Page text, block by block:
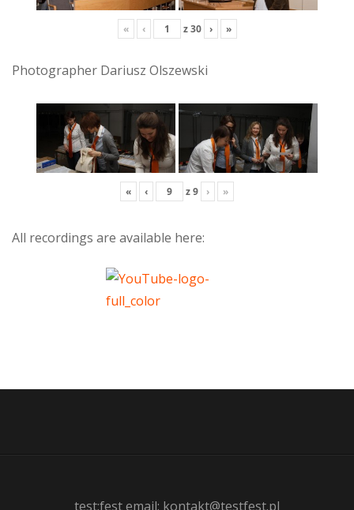
« ‹ z30 › »
Photographer Dariusz Olszewski
« ‹ z9 › »
All recordings are available here:
test:fest email: kontakt@testfest.pl